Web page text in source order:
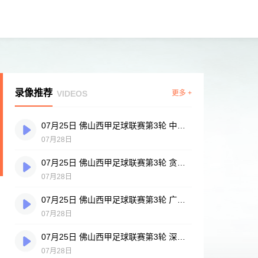
录像推荐 VIDEOS 更多 +
07月28日
07月28日
07月28日
07月28日